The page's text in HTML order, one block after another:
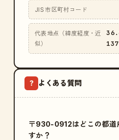
JIS 市区町村コード
代表地点（緯度経度・近
似）
? よくある質問
〒930-0912はどこの都道
すか？